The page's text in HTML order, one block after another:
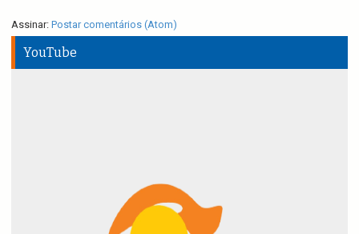
Assinar: Postar comentários (Atom)
YouTube